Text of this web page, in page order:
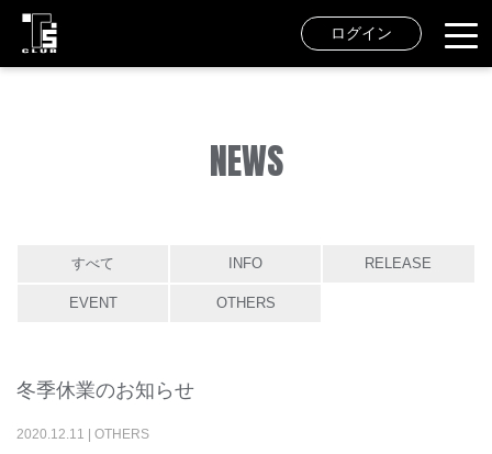
ログイン
NEWS
すべて INFO RELEASE
EVENT OTHERS
冬季休業のお知らせ
2020.12.11 OTHERS